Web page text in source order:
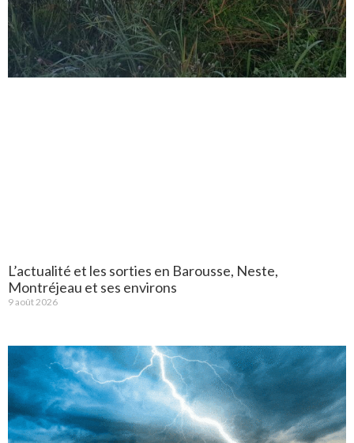
L’actualité et les sorties en Barousse, Neste,
Montréjeau et ses environs
9 août 2026